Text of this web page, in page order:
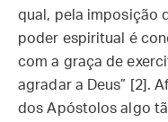
qual, pela imposição
poder espiritual é
com a graça de
agradar a Deus” [2].
dos Apóstolos algo